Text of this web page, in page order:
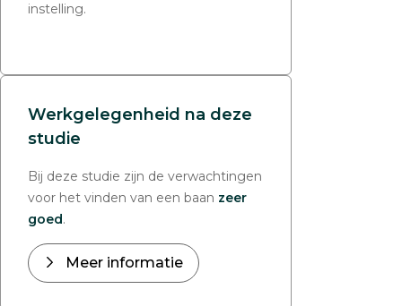
instelling.
Werkgelegenheid na deze
studie
Bij deze studie zijn de verwachtingen
voor het vinden van een baan zeer
goed.
Meer informatie